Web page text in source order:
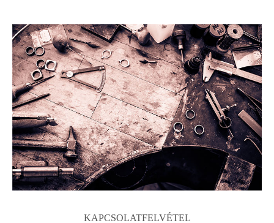
KAPCSOLATFELVÉTEL